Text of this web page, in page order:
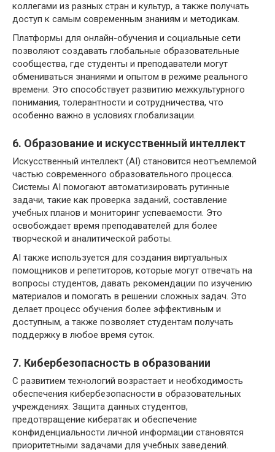
коллегами из разных стран и культур, а также получать
доступ к самым современным знаниям и методикам.
Платформы для онлайн-обучения и социальные сети
позволяют создавать глобальные образовательные
сообщества, где студенты и преподаватели могут
обмениваться знаниями и опытом в режиме реального
времени. Это способствует развитию межкультурного
понимания, толерантности и сотрудничества, что
особенно важно в условиях глобализации.
6. Образование и искусственный интеллект
Искусственный интеллект (AI) становится неотъемлемой
частью современного образовательного процесса.
Системы AI помогают автоматизировать рутинные
задачи, такие как проверка заданий, составление
учебных планов и мониторинг успеваемости. Это
освобождает время преподавателей для более
творческой и аналитической работы.
AI также используется для создания виртуальных
помощников и репетиторов, которые могут отвечать на
вопросы студентов, давать рекомендации по изучению
материалов и помогать в решении сложных задач. Это
делает процесс обучения более эффективным и
доступным, а также позволяет студентам получать
поддержку в любое время суток.
7. Кибербезопасность в образовании
С развитием технологий возрастает и необходимость
обеспечения кибербезопасности в образовательных
учреждениях. Защита данных студентов,
предотвращение кибератак и обеспечение
конфиденциальности личной информации становятся
приоритетными задачами для учебных заведений.